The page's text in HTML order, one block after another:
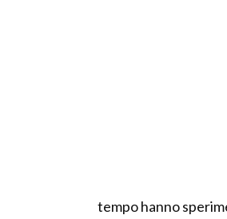
tempo hanno